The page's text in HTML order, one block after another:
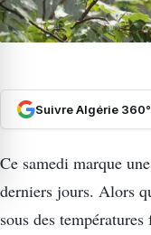
Suivre Algérie
Ce samedi marque
derniers jours. Alors
sous des